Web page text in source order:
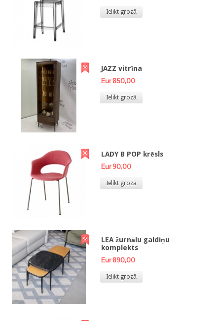
Ielikt grozā
JAZZ vitrīna
Eur 850,00
Ielikt grozā
LADY B POP krēsls
Eur 90,00
Ielikt grozā
LEA žurnālu galdiņu
komplekts
Eur 890,00
Ielikt grozā